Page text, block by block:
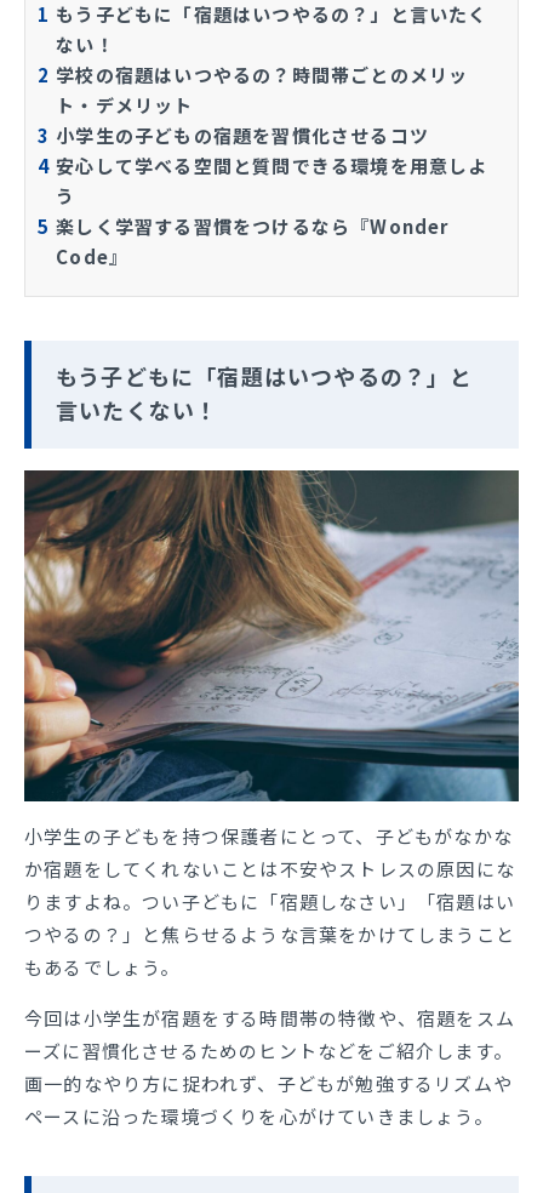
1 もう子どもに「宿題はいつやるの？」と言いたく
ない！
2 学校の宿題はいつやるの？時間帯ごとのメリッ
ト・デメリット
3 小学生の子どもの宿題を習慣化させるコツ
4 安心して学べる空間と質問できる環境を用意しよ
う
5 楽しく学習する習慣をつけるなら『Wonder
Code』
もう子どもに「宿題はいつやるの？」と
言いたくない！
小学生の子どもを持つ保護者にとって、子どもがなかな
か宿題をしてくれないことは不安やストレスの原因にな
りますよね。つい子どもに「宿題しなさい」「宿題はい
つやるの？」と焦らせるような言葉をかけてしまうこと
もあるでしょう。
今回は小学生が宿題をする時間帯の特徴や、宿題をスム
ーズに習慣化させるためのヒントなどをご紹介します。
画一的なやり方に捉われず、子どもが勉強するリズムや
ペースに沿った環境づくりを心がけていきましょう。